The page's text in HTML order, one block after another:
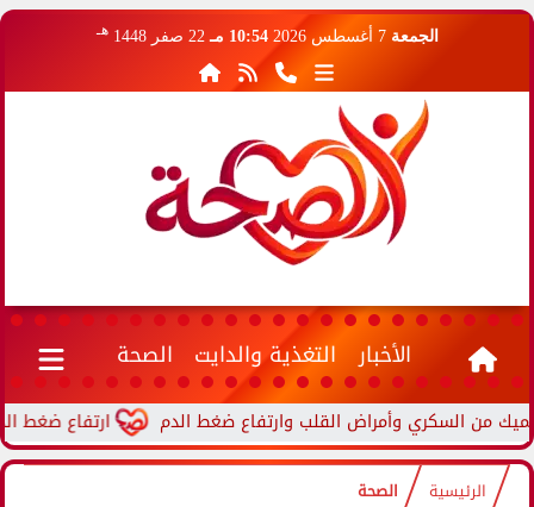
الجمعة 7 أغسطس 2026 10:54 مـ 22 صفر 1448 هـ
الأخبار التغذية والدايت الصحة
ارتفاع ضغط الدم
الرئيسية الصحة